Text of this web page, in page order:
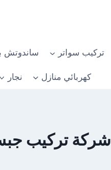
تركيب سواتر ساندوتش
كهربائي منازل نجار
شركة تركيب جبس